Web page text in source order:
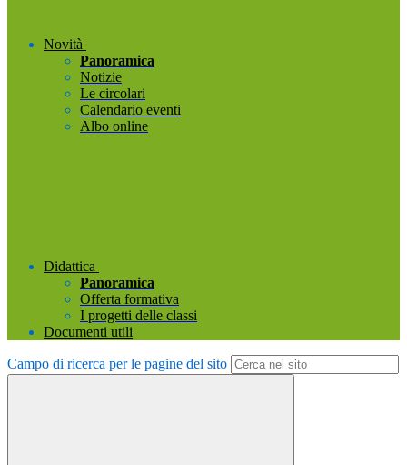
Novità
Panoramica
Notizie
Le circolari
Calendario eventi
Albo online
Didattica
Panoramica
Offerta formativa
I progetti delle classi
Documenti utili
Campo di ricerca per le pagine del sito